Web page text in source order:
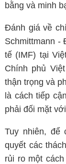
bằng và minh
Đánh giá về
Schmittmann -
tế (IMF) tại
Chính phủ
thận trọng và
là cách tiếp
phải đối mặt
Tuy nhiên, để
quyết các
rủi ro một